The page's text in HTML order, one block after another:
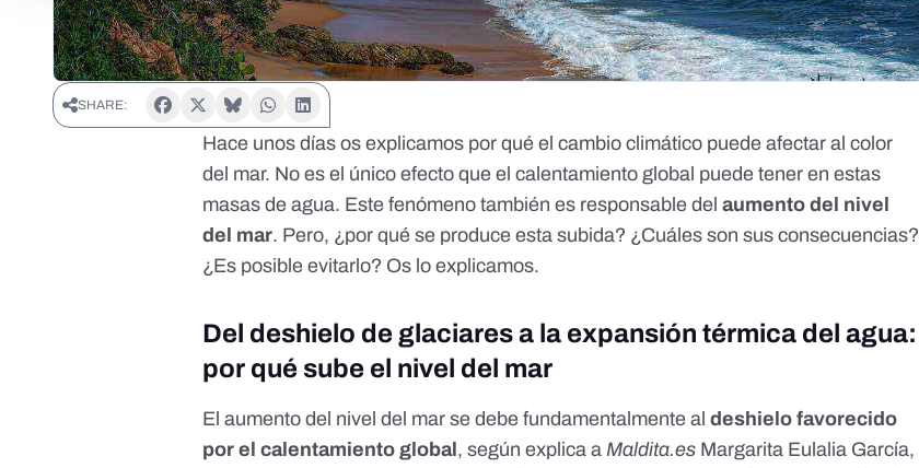
SHARE:
Hace unos días os explicamos por qué el cambio climático puede afectar al color
del mar. No es el único efecto que el calentamiento global puede tener en estas
masas de agua. Este fenómeno también es responsable delaumento del nivel
del mar. Pero, ¿por qué se produce esta subida? ¿Cuáles son sus consecuencias?
¿Es posible evitarlo? Os lo explicamos.
Del deshielo de glaciares a la expansión térmica del agua:
por qué sube el nivel del mar
El aumento del nivel del mar se debe fundamentalmente aldeshielo favorecido
por el calentamiento global , según explica aMaldita.es Margarita Eulalia García,